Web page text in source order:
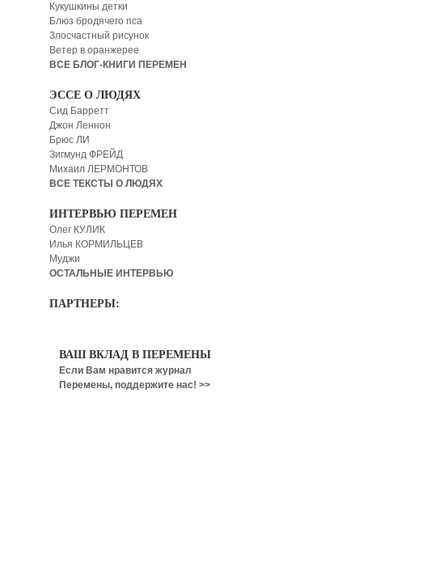
Кукушкины детки
Блюз бродячего пса
Злосчастный рисунок
Ветер в оранжерее
ВСЕ БЛОГ-КНИГИ ПЕРЕМЕН
ЭССЕ О ЛЮДЯХ
Сид Барретт
Джон Леннон
Брюс ЛИ
Зигмунд ФРЕЙД
Михаил ЛЕРМОНТОВ
ВСЕ ТЕКСТЫ О ЛЮДЯХ
ИНТЕРВЬЮ ПЕРЕМЕН
Олег КУЛИК
Илья КОРМИЛЬЦЕВ
Муджи
ОСТАЛЬНЫЕ ИНТЕРВЬЮ
ПАРТНЕРЫ:
ВАШ ВКЛАД В ПЕРЕМЕНЫ
Если Вам нравится журнал
Перемены, поддержите нас! >>